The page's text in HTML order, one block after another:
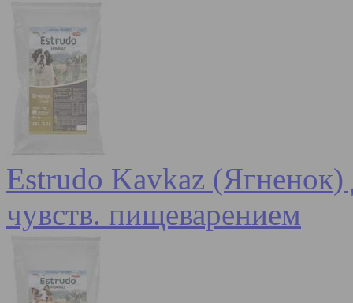
Estrudo Kavkaz (Ягненок)
чувств. пищеварением